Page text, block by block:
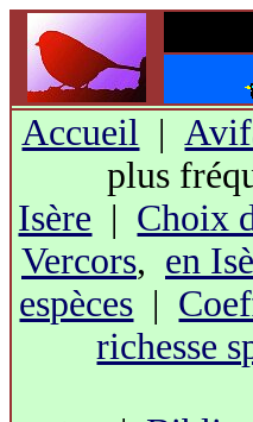
Accueil |
plus
Isère | Choix
Vercors, en
espèces |
richesse